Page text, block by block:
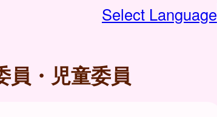
Select Language
員・児童委員